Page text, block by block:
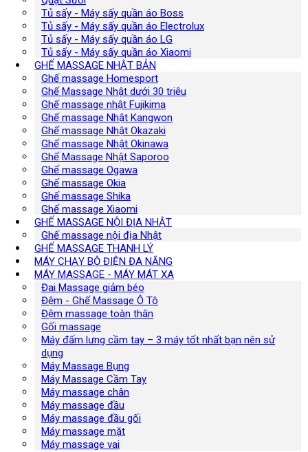
Tủ sấy - Máy sấy quần áo Boss
Tủ sấy - Máy sấy quần áo Electrolux
Tủ sấy - Máy sấy quần áo LG
Tủ sấy - Máy sấy quần áo Xiaomi
GHẾ MASSAGE NHẬT BẢN
Ghế massage Homesport
Ghế Massage Nhật dưới 30 triệu
Ghế massage nhật Fujikima
Ghế massage Nhật Kangwon
Ghế massage Nhật Okazaki
Ghế massage Nhật Okinawa
Ghế Massage Nhật Saporoo
Ghế massage Ogawa
Ghế massage Okia
Ghế massage Shika
Ghế massage Xiaomi
GHẾ MASSAGE NỘI ĐỊA NHẬT
Ghế massage nội địa Nhật
GHẾ MASSAGE THANH LÝ
MÁY CHẠY BỘ ĐIỆN ĐA NĂNG
MÁY MASSAGE - MÁY MÁT XA
Đai Massage giảm béo
Đệm - Ghế Massage Ô Tô
Đệm massage toàn thân
Gối massage
Máy đấm lưng cầm tay – 3 máy tốt nhất bạn nên sử
dụng
Máy Massage Bụng
Máy Massage Cầm Tay
Máy massage chân
Máy massage đầu
Máy massage đầu gối
Máy massage mặt
Máy massage vai